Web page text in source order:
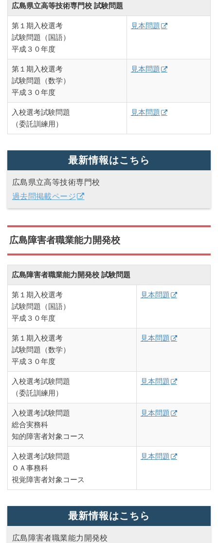
広島県立高等技術専門校 試験問題
第１期入校選考
試験問題（国語）
平成３０年度
見本問題
第１期入校選考
試験問題（数学）
平成３０年度
見本問題
入校選考試験問題
（委託訓練用）
見本問題
最新情報はこちら
広島県立高等技術専門校
過去問掲載ページ
広島障害者職業能力開発校
広島障害者職業能力開発校 試験問題
第１期入校選考
試験問題（国語）
平成３０年度
見本問題
第１期入校選考
試験問題（数学）
平成３０年度
見本問題
入校選考試験問題
（委託訓練用）
見本問題
入校選考試験問題
総合実務科
知的障害者対象コース
見本問題
入校選考試験問題
ＯＡ事務科
視覚障害者対象コース
見本問題
最新情報はこちら
広島障害者職業能力開発校